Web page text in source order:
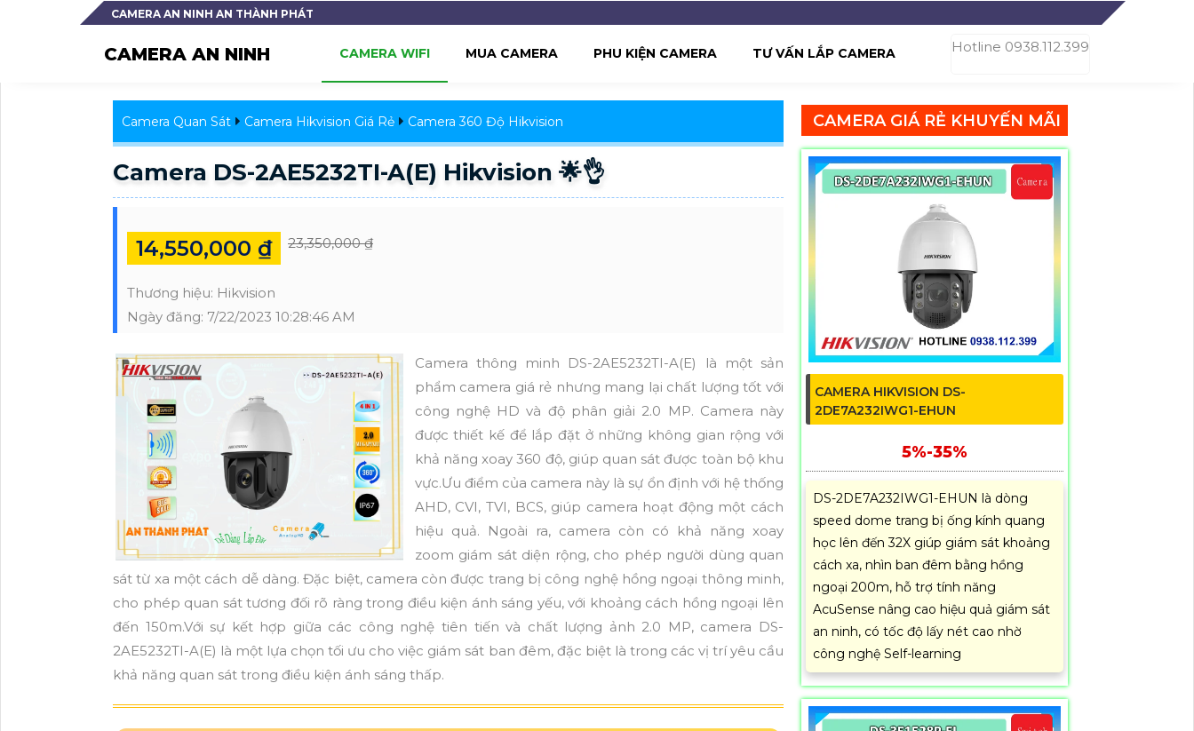
CAMERA AN NINH AN THÀNH PHÁT
CAMERA AN NINH Hotline 0938.112.399
CAMERA WIFI MUA CAMERA PHU KIỆN CAMERA TƯ VẤN LẮP CAMERA
Camera Quan Sát Camera Hikvision Giá Rẻ Camera 360 Độ Hikvision
Camera DS-2AE5232TI-A(E) Hikvision 🌟👌
14,550,000 ₫ 23,350,000 ₫
Thương hiệu: Hikvision
Ngày đăng: 7/22/2023 10:28:46 AM
Camera thông minh DS-2AE5232TI-A(E) là một sản
phẩm camera giá rẻ nhưng mang lại chất lượng tốt với
công nghệ HD và độ phân giải 2.0 MP. Camera này
được thiết kế để lắp đặt ở những không gian rộng với
khả năng xoay 360 độ, giúp quan sát được toàn bộ khu
vực.Ưu điểm của camera này là sự ổn định với hệ thống
AHD, CVI, TVI, BCS, giúp camera hoạt động một cách
hiệu quả. Ngoài ra, camera còn có khả năng xoay
zoom giám sát diện rộng, cho phép người dùng quan
sát từ xa một cách dễ dàng. Đặc biệt, camera còn được trang bị công nghệ hồng ngoại thông minh,
cho phép quan sát tương đối rõ ràng trong điều kiện ánh sáng yếu, với khoảng cách hồng ngoại lên
đến 150m.Với sự kết hợp giữa các công nghệ tiên tiến và chất lượng ảnh 2.0 MP, camera DS-
2AE5232TI-A(E) là một lựa chọn tối ưu cho việc giám sát ban đêm, đặc biệt là trong các vị trí yêu cầu
khả năng quan sát trong điều kiện ánh sáng thấp.
CAMERA GIÁ RẺ KHUYẾN MÃI
CAMERA HIKVISION DS-
2DE7A232IWG1-EHUN
5%-35%
DS-2DE7A232IWG1-EHUN là dòng
speed dome trang bị ống kính quang
học lên đến 32X giúp giám sát khoảng
cách xa, nhìn ban đêm bằng hồng
ngoại 200m, hỗ trợ tính năng
AcuSense nâng cao hiệu quả giám sát
an ninh, có tốc độ lấy nét cao nhờ
công nghệ Self-learning